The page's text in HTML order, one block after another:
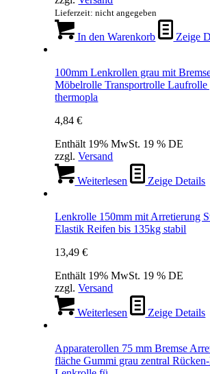
Lieferzeit: nicht angegeben
In den Warenkorb Zeige
100mm Lenkrollen grau mit
Möbelrolle Transportrolle Laufrolle
thermopla
4,84€
Enthält 19% MwSt. 19 % DE
zzgl.Versand
Weiterlesen Zeige Details
Lenkrolle 150mm mit Arretierung
Elastik Reifen bis 135kg stabil
13,49€
Enthält 19% MwSt. 19 % DE
zzgl.Versand
Weiterlesen Zeige Details
Apparaterollen 75 mm Bremse
fläche Gummi grau zentral